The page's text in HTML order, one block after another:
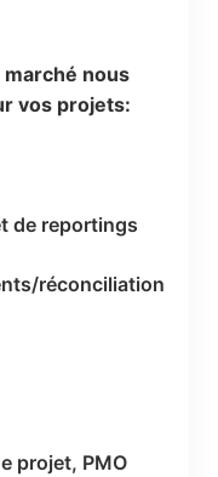
nous
vos projets:
de reportings
réconciliation
projet, PMO